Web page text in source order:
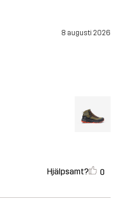
8 augusti 2026
Hjälpsamt? 0